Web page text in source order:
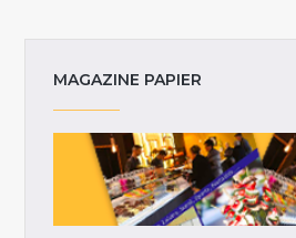
MAGAZINE PAPIER